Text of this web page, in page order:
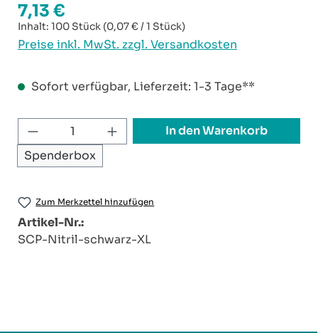
Regulärer Preis:
7,13 €
Inhalt: 100 Stück (0,07 € / 1 Stück)
Preise inkl. MwSt. zzgl. Versandkosten
Sofort verfügbar, Lieferzeit: 1-3 Tage**
Produkt Anzahl: Gib den
Spenderbox
In den Warenkorb
Zum Merkzettel hinzufügen
Artikel-Nr.:
SCP-Nitril-schwarz-XL